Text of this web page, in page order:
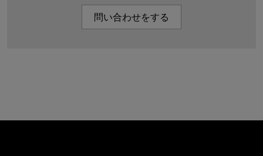
問い合わせをする